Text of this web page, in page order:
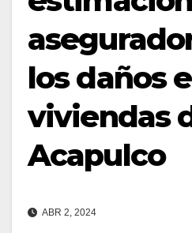
los daños
viviendas
Acapulco
ABR 2, 2024